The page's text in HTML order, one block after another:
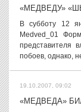
«МЕДВЕДУ»
В субботу 12
Medved_01
представителя
побоев, однако,
19.10.2007, 09:02
«МЕДВЕДА»